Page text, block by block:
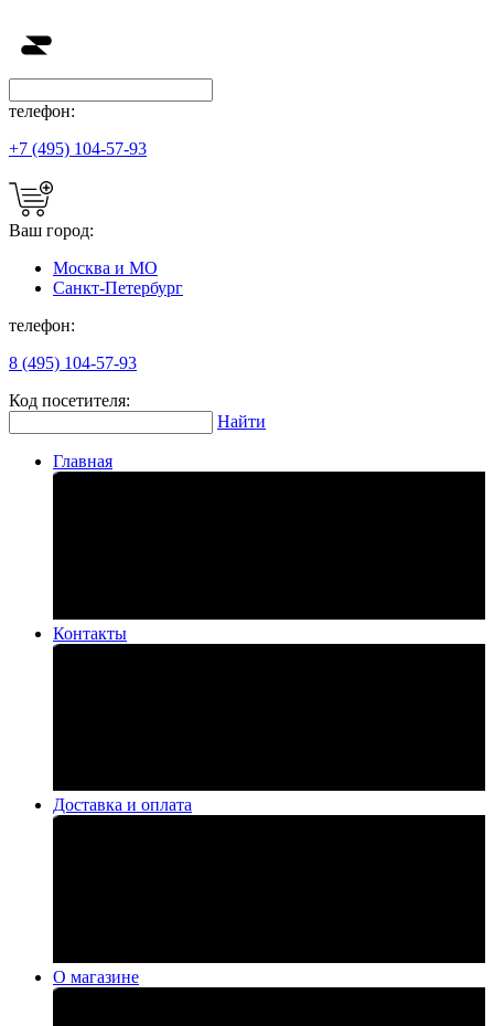
телефон:
+7 (495) 104-57-93
Ваш город:
Москва и МО
Санкт-Петербург
телефон:
8 (495) 104-57-93
Код посетителя:
Найти
Главная
Контакты
Доставка и оплата
О магазине